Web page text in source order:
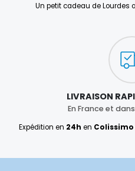
Un petit cadeau de Lourdes
LIVRAISON
En France et
Expédition en 24h en